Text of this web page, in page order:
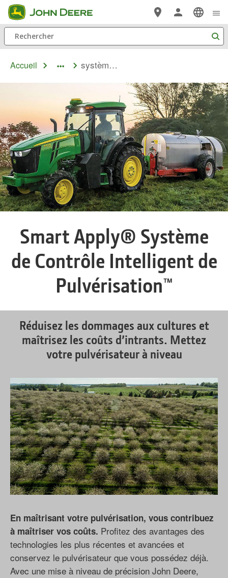
Passer au contenu principal
Rechercher
Accueil système de contrôle intelligent
Smart Apply® Système
de Contrôle Intelligent de
Pulvérisation™
Réduisez les dommages aux cultures et
maîtrisez les coûts d’intrants. Mettez
votre pulvérisateur à niveau
En maîtrisant votre pulvérisation, vous contribuez
à maîtriser vos coûts. Profitez des avantages des
technologies les plus récentes et avancées et
conservez le pulvérisateur que vous possédez déjà.
Avec une mise à niveau de précision John Deere,